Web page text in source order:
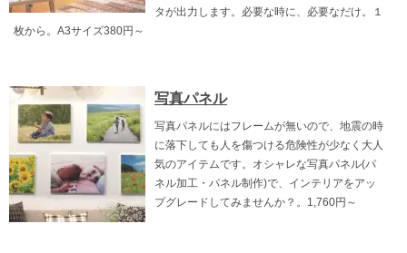
タが出力します。必要な時に、必要なだけ。１
枚から。A3サイズ380円～
写真パネル
写真パネルにはフレームが無いので、地震の時
に落下しても人を傷つける危険性が少なく大人
気のアイテムです。オシャレな写真パネル(パ
ネル加工・パネル制作)で、インテリアをアッ
プグレードしてみませんか？。1,760円～